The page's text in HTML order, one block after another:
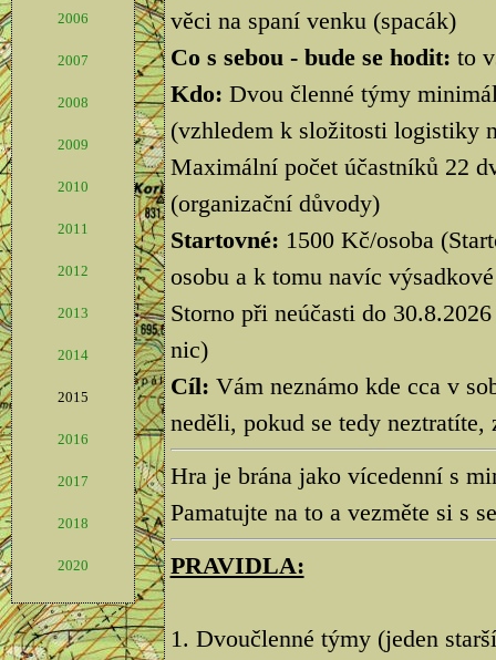
2006
2007
2008
2009
2010
2011
2012
2013
2014
2015
2016
2017
2018
2020
věci na spaní venku (spacák)
Co s sebou - bude se hodit: to
Kdo: Dvou členné týmy
(vzhledem k složitosti logistiky
Maximální počet účastníků 22
(organizační důvody)
Startovné: 1500 Kč/osoba
osobu a k tomu navíc
Storno při neúčasti do
nic)
Cíl: Vám neznámo kde cca v
neděli, pokud se tedy neztratíte,
Hra je brána jako vícedenní s
Pamatujte na to a vezměte si s
PRAVIDLA:
1. Dvoučlenné týmy (jeden